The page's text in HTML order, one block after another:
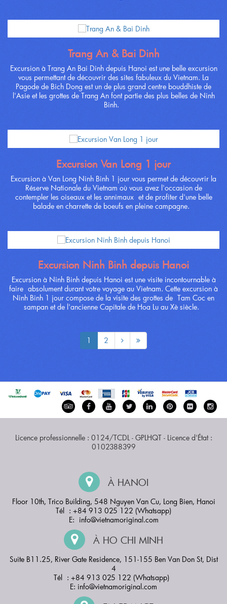
Trang An & Bai Dinh
Excursion à Trang An Bai Dinh depuis Hanoi est une belle excursion
vous permettant de découvrir des sites fabuleux du Vietnam. La
Pagode de Bich Dong est un de plus grand centre bouddhiste de
l'Asie et les grottes de Trang An font partie des plus belles de Ninh
Binh.
Excursion Van Long 1 jour
Excursion à Van Long Ninh Binh 1 jour vous permet de découvrir la
Réserve Nationale du Vietnam où vous avez l'occasion de
contempler les oiseaux et les annimaux et de profiter d'une belle
balade en charrette de boeufs en pleine campagne.
Excursion Ninh Binh depuis Hanoi
Excursion à Ninh Binh depuis Hanoi est une visite incontournable à
faire absolument durant votre voyage au Vietnam. Cette excursion à
Ninh Binh 1 jour compose de la visite des grottes de Tam Coc en
sampan et de l'ancienne Capitale de Hoa Lu au Xè siècle.
1 2
Licence professionnelle : 0124/TCDL - GPLHQT - Licence d'État :
0102388399
À HANOI
Floor 10th, Trico Building, 548 Nguyen Van Cu, Long Bien, Hanoi
Tél : +84 913 025 122 (Whatsapp)
E: info@vietnamoriginal.com
À HO CHI MINH
Suite B11.25, River Gate Residence, 151-155 Ben Van Don St, Dist
4
Tél : +84 913 025 122 (Whatsapp)
E: info@vietnamoriginal.com